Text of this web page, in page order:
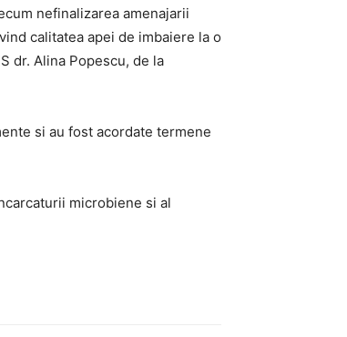
nefinalizarea amenajarii
calitatea apei de imbaiere la o
dr. Alina Popescu, de la
si au fost acordate termene
microbiene si al